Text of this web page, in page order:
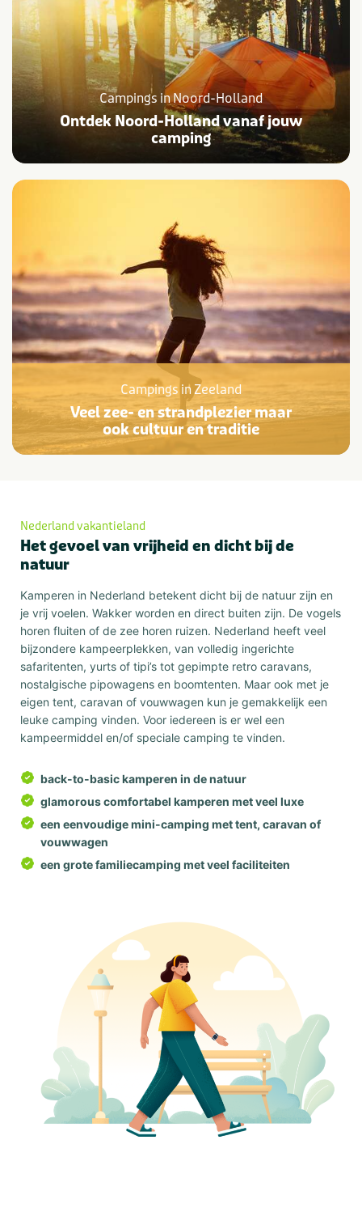
Campings in Noord-Holland
Ontdek Noord-Holland vanaf jouw
camping
Campings in Zeeland
Veel zee- en strandplezier maar
ook cultuur en traditie
Nederland vakantieland
Het gevoel van vrijheid en dicht bij de
natuur
Kamperen in Nederland betekent dicht bij de natuur zijn en
je vrij voelen. Wakker worden en direct buiten zijn. De vogels
horen fluiten of de zee horen ruizen. Nederland heeft veel
bijzondere kampeerplekken, van volledig ingerichte
safaritenten, yurts of tipi’s tot gepimpte retro caravans,
nostalgische pipowagens en boomtenten. Maar ook met je
eigen tent, caravan of vouwwagen kun je gemakkelijk een
leuke camping vinden. Voor iedereen is er wel een
kampeermiddel en/of speciale camping te vinden.
back-to-basic kamperen in de natuur
glamorous comfortabel kamperen met veel luxe
een eenvoudige mini-camping met tent, caravan of
vouwwagen
een grote familiecamping met veel faciliteiten